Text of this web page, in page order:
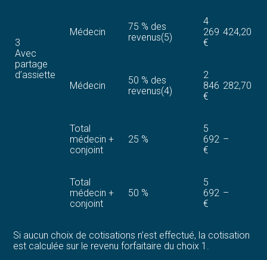
3
Avec
partage
d’assiette
Médecin
75 % des
revenus(5)
4
269
€
424,20
Médecin
50 % des
revenus(4)
2
846
€
282,70
Total
médecin +
conjoint
25 %
5
692
€
–
Total
médecin +
conjoint
50 %
5
692
€
–
Si aucun choix de cotisations n’est effectué, la cotisation
est calculée sur le revenu forfaitaire du choix 1.